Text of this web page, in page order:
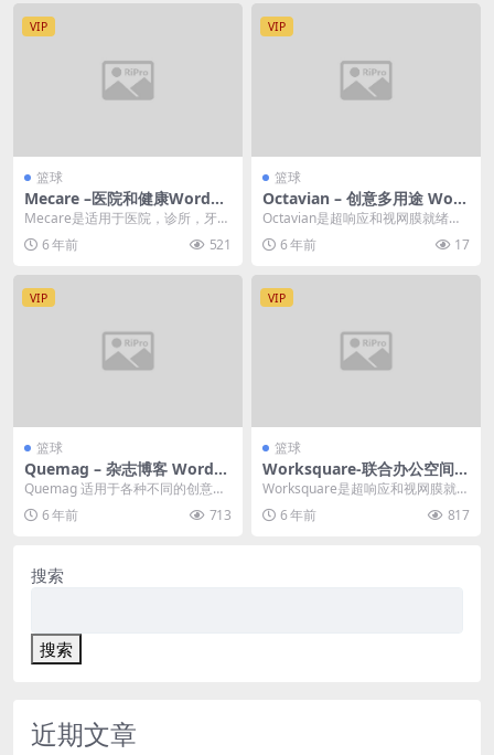
VIP
篮球
Mecare –医院和健康WordPr
ess主题
Mecare是适用于医院，诊所，牙
医，医疗保健等的WordPress主题
Mec...6 年前 521
VIP
篮球
Octavian – 创意多用途 Word
Press 主题
Octavian是超响应和视网膜就绪的
WordPress主题，适用于所有类型
的创...6 年前 17
VIP
篮球
Quemag – 杂志博客 WordPr
ess 主题
Quemag 适用于各种不同的创意网
站和项目，但特别适合于新闻和杂
志网站。还有食...
6 年前 713
VIP
篮球
Worksquare-联合办公空间W
ordPress
Worksquare是超响应和视网膜就绪
WordPress主题，适用于所有类型
的...6 年前 817
搜索
搜索
近期文章